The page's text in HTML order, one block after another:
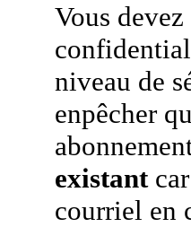
Vous
niveau de
enpêcher
existant
courriel en